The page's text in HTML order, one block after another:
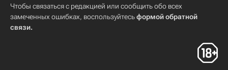
Чтобы связаться с редакцией или сообщить обо всех
замеченных ошибках, воспользуйтесьформой обратной
связи.